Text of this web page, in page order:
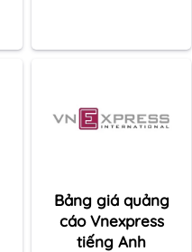
Bảng giá quảng
cáo Vnexpress
tiếng Anh